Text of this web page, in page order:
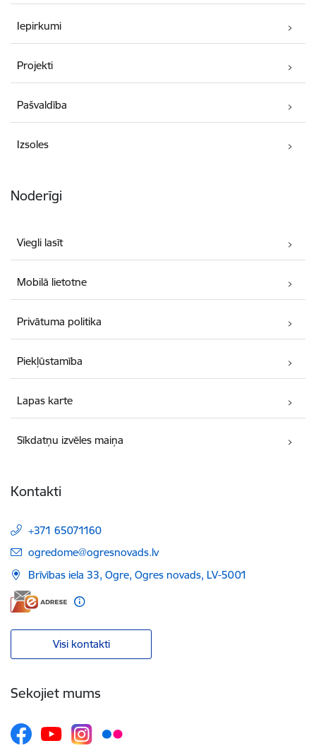
Iepirkumi
Projekti
Pašvaldība
Izsoles
Noderīgi
Viegli lasīt
Mobilā lietotne
Privātuma politika
Piekļūstamība
Lapas karte
Sīkdatņu izvēles maiņa
Kontakti
+371 65071160
E-pasts:
ogredome@ogresnovads.lv
Brīvības iela 33, Ogre, Ogres novads, LV-5001
Visi kontakti
Sekojiet mums